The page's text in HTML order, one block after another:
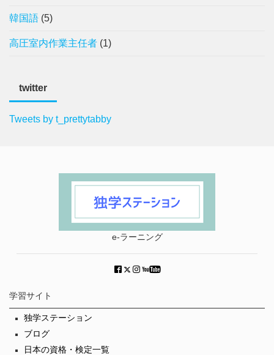
韓国語 (5)
高圧室内作業主任者 (1)
twitter
Tweets by t_prettytabby
e-ラーニング
学習サイト
独学ステーション
ブログ
日本の資格・検定一覧